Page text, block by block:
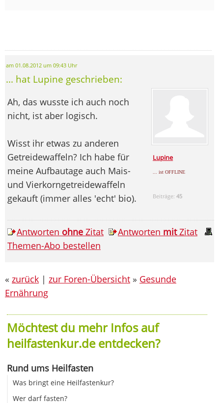
am 01.08.2012 um 09:43 Uhr
... hat Lupine geschrieben:
Lupine
... ist OFFLINE
Beiträge:45
Ah, das wusste ich auch noch
nicht, ist aber logisch.
Wisst ihr etwas zu anderen
Getreidewaffeln? Ich habe für
meine Aufbautage auch Mais-
und Vierkorngetreidewaffeln
gekauft (immer alles 'echt' bio).
Antworten ohne Zitat Antworten mitZitat
Themen-Abo bestellen
« zurück | zur Foren-Übersicht » Gesunde
Ernährung
Möchtest du mehr Infos auf
heilfastenkur.de entdecken?
Rund ums Heilfasten
Was bringt eine Heilfastenkur?
Wer darf fasten?